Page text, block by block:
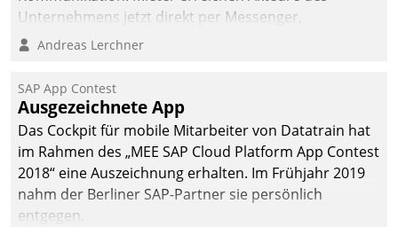
Unternehmens jetzt direkt per Messenger,
Mitarbeiter oder Dienstleister empfangen oder
Andreas Lerchner
SAP App Contest
Ausgezeichnete App
Das Cockpit für mobile Mitarbeiter von Datatrain hat
im Rahmen des „MEE SAP Cloud Platform App Contest
2018“ eine Auszeichnung erhalten. Im Frühjahr 2019
nahm der Berliner SAP-Partner sie persönlich
entgegen.